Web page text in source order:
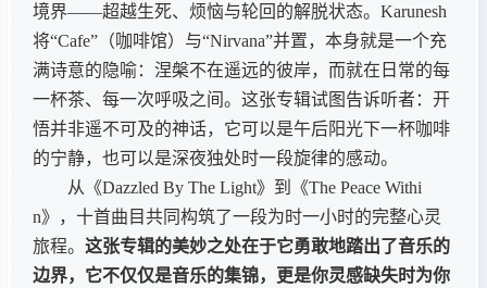
境界——超越生死、烦恼与轮回的解脱状态。Karunesh
将“Cafe”（咖啡馆）与“Nirvana”并置，本身就是一个充
满诗意的隐喻：涅槃不在遥远的彼岸，而就在日常的每
一杯茶、每一次呼吸之间。这张专辑试图告诉听者：开
悟并非遥不可及的神话，它可以是午后阳光下一杯咖啡
的宁静，也可以是深夜独处时一段旋律的感动。
从《Dazzled By The Light》到《The Peace Withi
n》，十首曲目共同构筑了一段为时一小时的完整心灵
旅程。 这张专辑的美妙之处在于它勇敢地踏出了音乐的
边界，它不仅仅是音乐的集锦，更是你灵感缺失时为你